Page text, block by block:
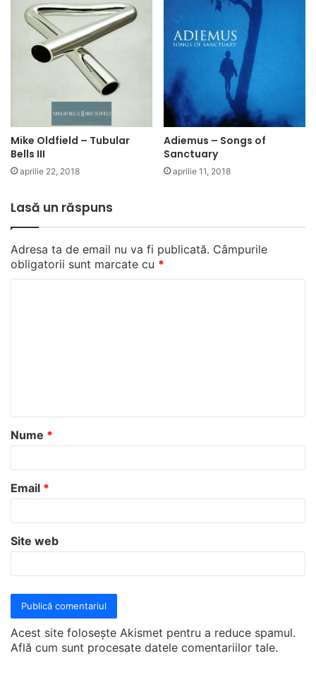
Mike Oldfield – Tubular
Bells III
aprilie 22, 2018
Adiemus – Songs of
Sanctuary
aprilie 11, 2018
Lasă un răspuns
Adresa ta de email nu va fi publicată. Câmpurile
obligatorii sunt marcate cu *
a
r
*
Nume *
Email *
Site web
Acest site folosește Akismet pentru a reduce spamul.
Află cum sunt procesate datele comentariilor tale.